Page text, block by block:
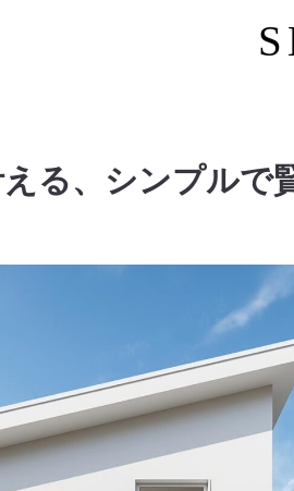
る、シンプルで